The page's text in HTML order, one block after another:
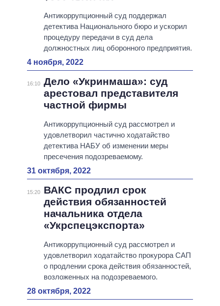
Антикоррупционный суд поддержал
детектива Национального бюро и ускорил
процедуру передачи в суд дела
должностных лиц оборонного предприятия.
4 ноября, 2022
16:10 Дело «Укринмаша»: суд
арестовал представителя
частной фирмы
Антикоррупционный суд рассмотрел и
удовлетворил частично ходатайство
детектива НАБУ об изменении меры
пресечения подозреваемому.
31 октября, 2022
15:20
ВАКС продлил срок
действия обязанностей
начальника отдела
«Укрспецэкспорта»
Антикоррупционный суд рассмотрел и
удовлетворил ходатайство прокурора САП
о продлении срока действия обязанностей,
возложенных на подозреваемого.
28 октября, 2022